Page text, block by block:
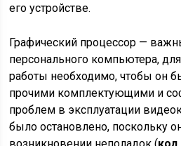
его устройстве.
Графический процессор —
персонального компьютера,
работы необходимо, чтобы он
прочими комплектующими и
проблем в эксплуатации
было остановлено, поскольку